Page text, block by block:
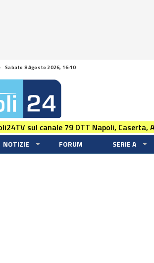
Sabato 8 Agosto 2026, 16:10
sul canale 79 DTT Napoli, Caserta,
NOTIZIE FORUM SERIE A